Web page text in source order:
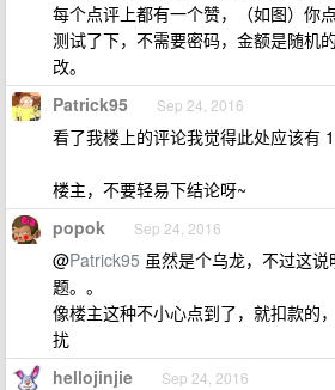
每个点评上都有一个赞，（如图）你
测试了下，不需要密码，金额是随机
改。
Patrick95 Sep 24, 2016
看了我楼上的评论我觉得此处应该有
楼主，不要轻易下结论呀~
popok Sep 24, 2016
@Patrick95 虽然是个乌龙，不过这
题。。
像楼主这种不小心点到了，就扣款的
扰
hellojinjie Sep 24, 2016